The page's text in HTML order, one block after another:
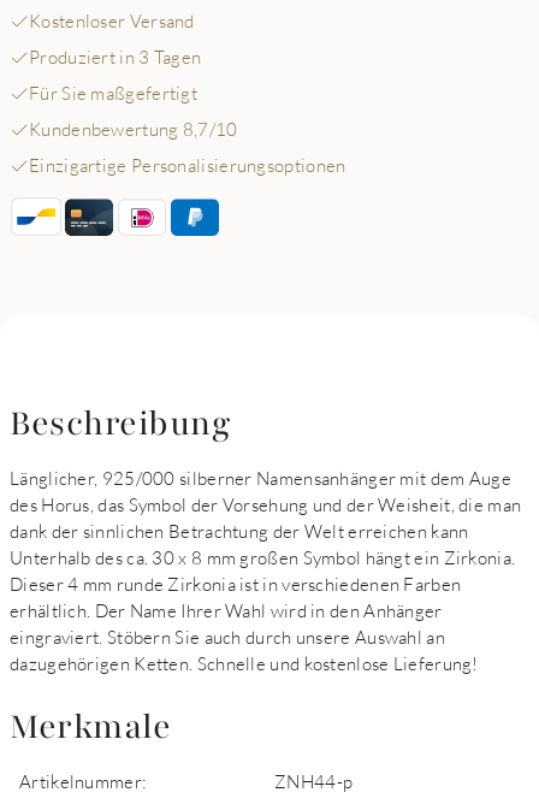
Kostenloser Versand
Produziert in 3 Tagen
Für Sie maßgefertigt
Kundenbewertung 8,7/10
Einzigartige Personalisierungsoptionen
Beschreibung
Länglicher, 925/000 silberner Namensanhänger mit dem Auge
des Horus, das Symbol der Vorsehung und der Weisheit, die man
dank der sinnlichen Betrachtung der Welt erreichen kann
Unterhalb des ca. 30 x 8 mm großen Symbol hängt ein Zirkonia.
Dieser 4 mm runde Zirkonia ist in verschiedenen Farben
erhältlich. Der Name Ihrer Wahl wird in den Anhänger
eingraviert. Stöbern Sie auch durch unsere Auswahl an
dazugehörigen Ketten. Schnelle und kostenlose Lieferung!
Merkmale
Artikelnummer: ZNH44-p